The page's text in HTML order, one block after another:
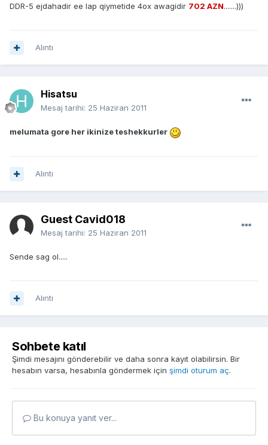
DDR-5 ejdahadir ee lap qiymetide 4ox awagidir 702 AZN.......)))
Alıntı
Hisatsu
Mesaj tarihi: 25 Haziran 2011
melumata gore her ikinize teshekkurler
Alıntı
Guest Cavid018
Mesaj tarihi: 25 Haziran 2011
Sende sag ol.....
Alıntı
Sohbete katıl
Şimdi mesajını gönderebilir ve daha sonra kayıt olabilirsin. Bir
hesabın varsa, hesabınla göndermek için şimdi oturum aç.
Bu konuya yanıt ver...